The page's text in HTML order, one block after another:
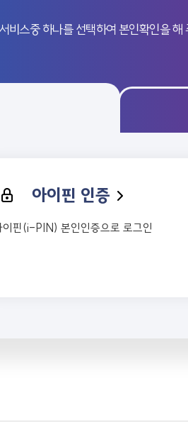
비스중 하나를 선택하여 본인확인을 해
아이핀 인증
이핀(i-PIN) 본인인증으로 로그인